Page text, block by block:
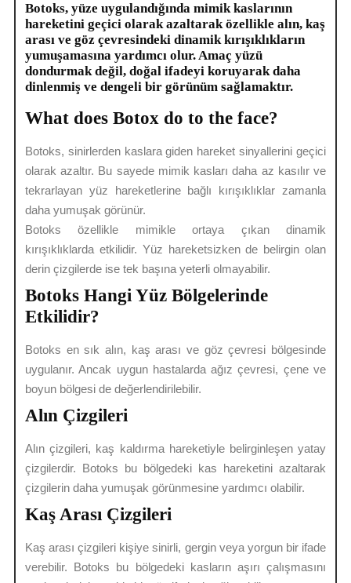
Botoks, yüze uygulandığında mimik kaslarının
hareketini geçici olarak azaltarak özellikle alın, kaş
arası ve göz çevresindeki dinamik kırışıklıkların
yumuşamasına yardımcı olur. Amaç yüzü
dondurmak değil, doğal ifadeyi koruyarak daha
dinlenmiş ve dengeli bir görünüm sağlamaktır.
What does Botox do to the face?
Botoks, sinirlerden kaslara giden hareket sinyallerini geçici
olarak azaltır. Bu sayede mimik kasları daha az kasılır ve
tekrarlayan yüz hareketlerine bağlı kırışıklıklar zamanla
daha yumuşak görünür.
Botoks özellikle mimikle ortaya çıkan dinamik
kırışıklıklarda etkilidir. Yüz hareketsizken de belirgin olan
derin çizgilerde ise tek başına yeterli olmayabilir.
Botoks Hangi Yüz Bölgelerinde
Etkilidir?
Botoks en sık alın, kaş arası ve göz çevresi bölgesinde
uygulanır. Ancak uygun hastalarda ağız çevresi, çene ve
boyun bölgesi de değerlendirilebilir.
Alın Çizgileri
Alın çizgileri, kaş kaldırma hareketiyle belirginleşen yatay
çizgilerdir. Botoks bu bölgedeki kas hareketini azaltarak
çizgilerin daha yumuşak görünmesine yardımcı olabilir.
Kaş Arası Çizgileri
Kaş arası çizgileri kişiye sinirli, gergin veya yorgun bir ifade
verebilir. Botoks bu bölgedeki kasların aşırı çalışmasını